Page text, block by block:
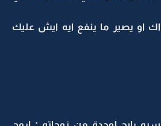
او يصير ما ينفع ايه ايش عليك